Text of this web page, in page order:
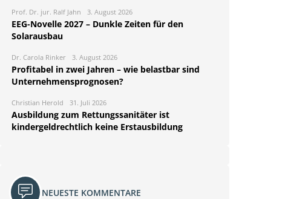
Prof. Dr. jur. Ralf Jahn 3. August 2026
EEG-Novelle 2027 – Dunkle Zeiten für den
Solarausbau
Dr. Carola Rinker 3. August 2026
Profitabel in zwei Jahren – wie belastbar sind
Unternehmensprognosen?
Christian Herold 31. Juli 2026
Ausbildung zum Rettungssanitäter ist
kindergeldrechtlich keine Erstausbildung
NEUESTE KOMMENTARE